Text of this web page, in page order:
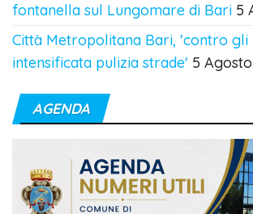
fontanella sul Lungomare di Bari 5
Città Metropolitana Bari, 'contro gli
intensificata pulizia strade' 5
AGENDA